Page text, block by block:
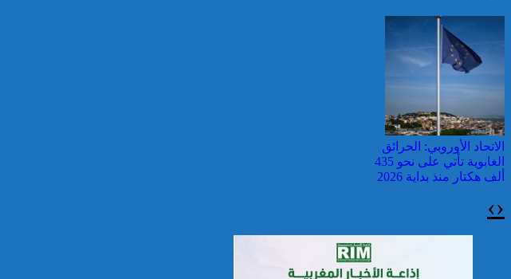
الاتحاد الأوروبي: الحرائق
الغابوية تأتي على نحو 435
ألف هكتار منذ بداية 2026
‹
›